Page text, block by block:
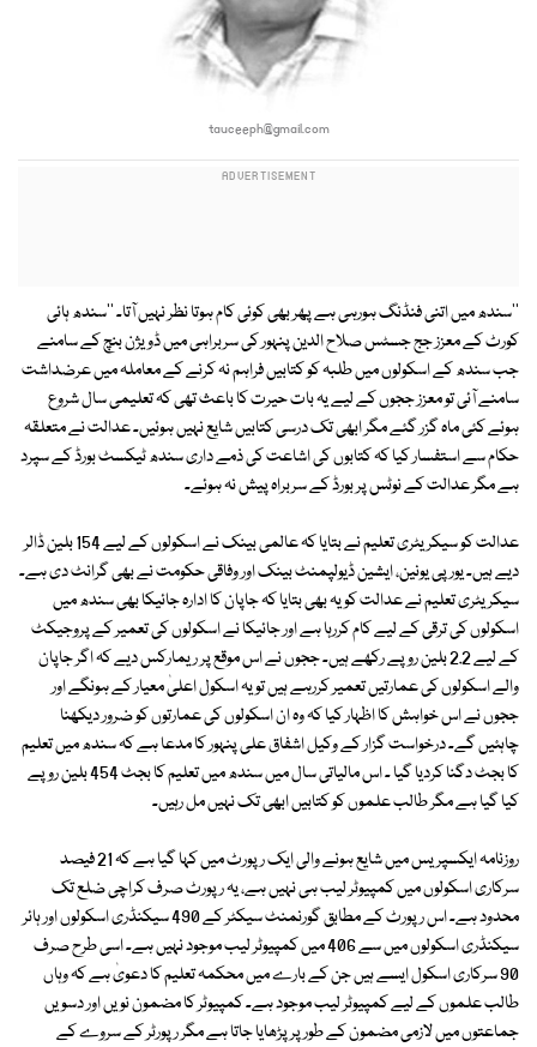
tauceeph@gmail.com
''سندھ میں اتنی فنڈنگ ہورہی ہے پھر بھی کوئی کام ہوتا نظر نہیں آتا۔ ''سندھ ہائی
کورٹ کے معزز جج جسٹس صلاح الدین پنہور کی سربراہی میں ڈویژن بنچ کے سامنے
جب سندھ کے اسکولوں میں طلبہ کو کتابیں فراہم نہ کرنے کے معاملہ میں عرضداشت
سامنے آئی تو معزز ججوں کے لیے یہ بات حیرت کا باعث تھی کہ تعلیمی سال شروع
ہوئے کئی ماہ گزر گئے مگر ابھی تک درسی کتابیں شایع نہیں ہوئیں۔ عدالت نے متعلقہ
حکام سے استفسار کیا کہ کتابوں کی اشاعت کی ذمے داری سندھ ٹیکسٹ بورڈ کے سپرد
ہے مگر عدالت کے نوٹس پر بورڈ کے سربراہ پیش نہ ہوئے۔
عدالت کو سیکریٹری تعلیم نے بتایا کہ عالمی بینک نے اسکولوں کے لیے 154 بلین ڈالر
دیے ہیں۔ یورپی یونین، ایشین ڈیولپمنٹ بینک اور وفاقی حکومت نے بھی گرانٹ دی ہے۔
سیکریٹری تعلیم نے عدالت کو یہ بھی بتایا کہ جاپان کا ادارہ جائیکا بھی سندھ میں
اسکولوں کی ترقی کے لیے کام کررہا ہے اور جائیکا نے اسکولوں کی تعمیر کے پروجیکٹ
کے لیے 2.2 بلین روپے رکھے ہیں۔ ججوں نے اس موقع پر ریمارکس دیے کہ اگر جاپان
والے اسکولوں کی عمارتیں تعمیر کررہے ہیں تو یہ اسکول اعلیٰ معیار کے ہونگے اور
ججوں نے اس خواہش کا اظہار کیا کہ وہ ان اسکولوں کی عمارتوں کو ضرور دیکھنا
چاہئیں گے۔ درخواست گزار کے وکیل اشفاق علی پنہور کا مدعا ہے کہ سندھ میں تعلیم
کا بجٹ دگنا کردیا گیا ۔ اس مالیاتی سال میں سندھ میں تعلیم کا بجٹ 454 بلین روپے
کیا گیا ہے مگر طالب علموں کو کتابیں ابھی تک نہیں مل رہیں۔
روزنامہ ایکسپریس میں شایع ہونے والی ایک رپورٹ میں کہا گیا ہے کہ 21 فیصد
سرکاری اسکولوں میں کمپیوٹر لیب ہی نہیں ہے، یہ رپورٹ صرف کراچی ضلع تک
محدود ہے۔ اس رپورٹ کے مطابق گورنمنٹ سیکٹر کے 490 سیکنڈری اسکولوں اور ہائر
سیکنڈری اسکولوں میں سے 406 میں کمپیوٹر لیب موجود نہیں ہے۔ اسی طرح صرف
90 سرکاری اسکول ایسے ہیں جن کے بارے میں محکمہ تعلیم کا دعویٰ ہے کہ وہاں
طالب علموں کے لیے کمپیوٹر لیب موجود ہے۔ کمپیوٹر کا مضمون نویں اور دسویں
جماعتوں میں لازمی مضمون کے طور پر پڑھایا جاتا ہے مگر رپورٹر کے سروے کے